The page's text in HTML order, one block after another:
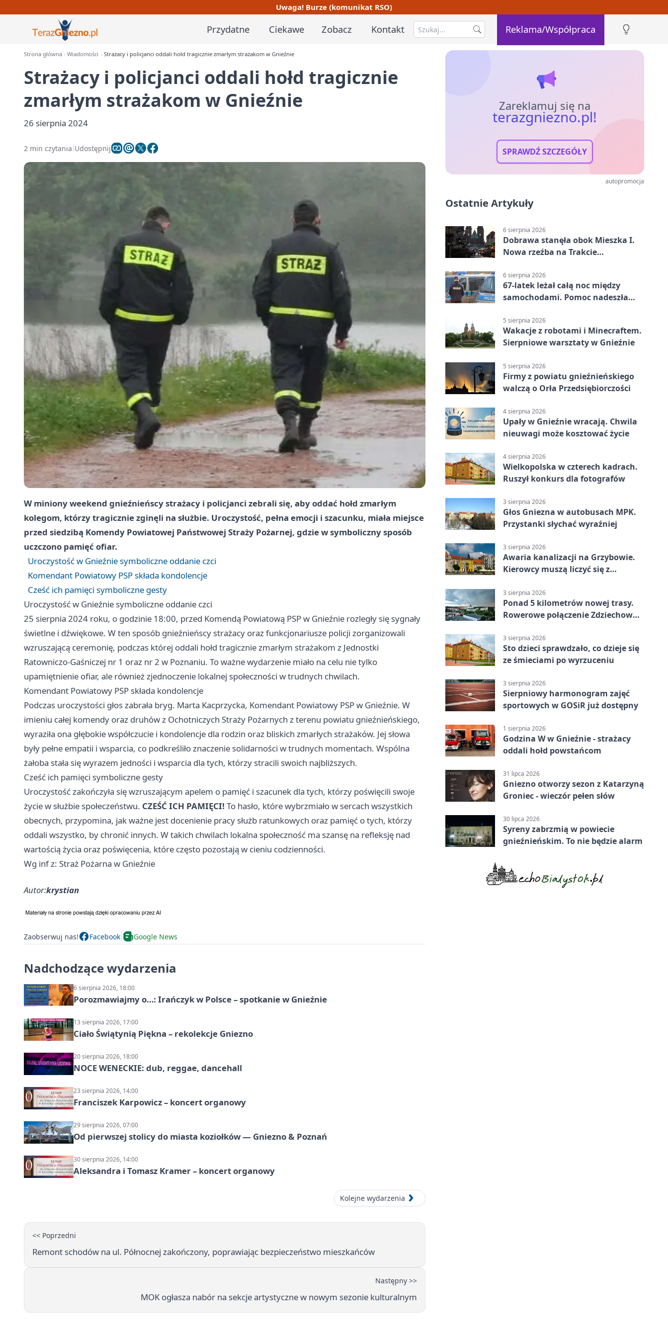
Uwaga! Burze (komunikat RSO)
Przydatne Ciekawe Zobacz Kontakt Reklama/Współpraca
Strona główna Wiadomości Strażacy i policjanci oddali hołd tragicznie zmarłym strażakom w Gnieźnie
Strażacy i policjanci oddali hołd tragicznie
zmarłym strażakom w Gnieźnie
26 sierpnia 2024
2 min czytania Udostępnij
W miniony weekend gnieźnieńscy strażacy i policjanci zebrali się, aby oddać hołd zmarłym
kolegom, którzy tragicznie zginęli na służbie. Uroczystość, pełna emocji i szacunku, miała miejsce
przed siedzibą Komendy Powiatowej Państwowej Straży Pożarnej, gdzie w symboliczny sposób
uczczono pamięć ofiar.
Uroczystość w Gnieźnie symboliczne oddanie czci
Komendant Powiatowy PSP składa kondolencje
Cześć ich pamięci symboliczne gesty
Uroczystość w Gnieźnie symboliczne oddanie czci
25 sierpnia 2024 roku, o godzinie 18:00, przed Komendą Powiatową PSP w Gnieźnie rozległy się sygnały
świetlne i dźwiękowe. W ten sposób gnieźnieńscy strażacy oraz funkcjonariusze policji zorganizowali
wzruszającą ceremonię, podczas której oddali hołd tragicznie zmarłym strażakom z Jednostki
Ratowniczo-Gaśniczej nr 1 oraz nr 2 w Poznaniu. To ważne wydarzenie miało na celu nie tylko
upamiętnienie ofiar, ale również zjednoczenie lokalnej społeczności w trudnych chwilach.
Komendant Powiatowy PSP składa kondolencje
Podczas uroczystości głos zabrała bryg. Marta Kacprzycka, Komendant Powiatowy PSP w Gnieźnie. W
imieniu całej komendy oraz druhów z Ochotniczych Straży Pożarnych z terenu powiatu gnieźnieńskiego,
wyraziła ona głębokie współczucie i kondolencje dla rodzin oraz bliskich zmarłych strażaków. Jej słowa
były pełne empatii i wsparcia, co podkreśliło znaczenie solidarności w trudnych momentach. Wspólna
żałoba stała się wyrazem jedności i wsparcia dla tych, którzy stracili swoich najbliższych.
Cześć ich pamięci symboliczne gesty
Uroczystość zakończyła się wzruszającym apelem o pamięć i szacunek dla tych, którzy poświęcili swoje
życie w służbie społeczeństwu. CZEŚĆ ICH PAMIĘCI! To hasło, które wybrzmiało w sercach wszystkich
obecnych, przypomina, jak ważne jest docenienie pracy służb ratunkowych oraz pamięć o tych, którzy
oddali wszystko, by chronić innych. W takich chwilach lokalna społeczność ma szansę na refleksję nad
wartością życia oraz poświęcenia, które często pozostają w cieniu codzienności.
Wg inf z: Straż Pożarna w Gnieźnie
Autor:krystian
Zaobserwuj nas! Facebook Google News
Nadchodzące wydarzenia
6 sierpnia 2026, 18:00
Porozmawiajmy o…: Irańczyk w Polsce – spotkanie w Gnieźnie
13 sierpnia 2026, 17:00
Ciało Świątynią Piękna – rekolekcje Gniezno
20 sierpnia 2026, 18:00
NOCE WENECKIE: dub, reggae, dancehall
23 sierpnia 2026, 14:00
Franciszek Karpowicz – koncert organowy
29 sierpnia 2026, 07:00
Od pierwszej stolicy do miasta koziołków — Gniezno & Poznań
30 sierpnia 2026, 14:00
Aleksandra i Tomasz Kramer – koncert organowy
Kolejne wydarzenia
<< Poprzedni
Remont schodów na ul. Północnej zakończony, poprawiając bezpieczeństwo mieszkańców
Następny >>
MOK ogłasza nabór na sekcje artystyczne w nowym sezonie kulturalnym
Zareklamuj się na
terazgniezno.pl!
SPRAWDŹ SZCZEGÓŁY
autopromocja
Ostatnie Artykuły
6 sierpnia 2026
Dobrawa stanęła obok Mieszka I.
Nowa rzeźba na Trakcie
6 sierpnia 2026
67-latek leżał całą noc między
samochodami. Pomoc nadeszła
5 sierpnia 2026
Wakacje z robotami i Minecraftem.
Sierpniowe warsztaty w Gnieźnie
5 sierpnia 2026
Firmy z powiatu gnieźnieńskiego
walczą o Orła Przedsiębiorczości
4 sierpnia 2026
Upały w Gnieźnie wracają. Chwila
nieuwagi może kosztować życie
4 sierpnia 2026
Wielkopolska w czterech kadrach.
Ruszył konkurs dla fotografów
3 sierpnia 2026
Głos Gniezna w autobusach MPK.
Przystanki słychać wyraźniej
3 sierpnia 2026
Awaria kanalizacji na Grzybowie.
Kierowcy muszą liczyć się z
3 sierpnia 2026
Ponad 5 kilometrów nowej trasy.
Rowerowe połączenie Zdziechowa z
3 sierpnia 2026
Sto dzieci sprawdzało, co dzieje się
ze śmieciami po wyrzuceniu
3 sierpnia 2026
Sierpniowy harmonogram zajęć
sportowych w GOSiR już dostępny
1 sierpnia 2026
Godzina W w Gnieźnie - strażacy
oddali hołd powstańcom
31 lipca 2026
Gniezno otworzy sezon z Katarzyną
Groniec - wieczór pełen słów
30 lipca 2026
Syreny zabrzmią w powiecie
gnieźnieńskim. To nie będzie alarm